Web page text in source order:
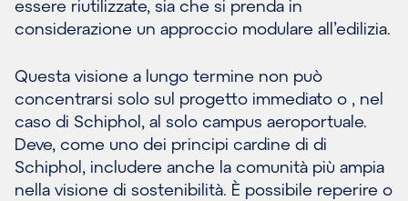
essere riutilizzate, sia che si prenda in
considerazione un approccio modulare all’edilizia.
Questa visione a lungo termine non può
concentrarsi solo sul progetto immediato o , nel
caso di Schiphol, al solo campus aeroportuale.
Deve, come uno dei principi cardine di di
Schiphol, includere anche la comunità più ampia
nella visione di sostenibilità. È possibile reperire o